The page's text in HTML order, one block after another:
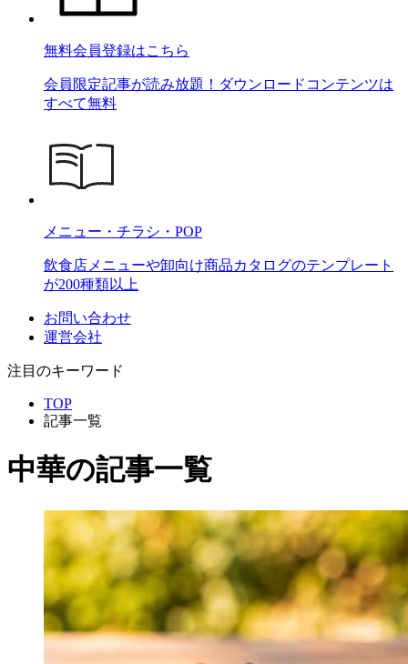
無料会員登録はこちら
会員限定記事が読み放題！ダウンロードコンテンツは
すべて無料
メニュー・チラシ・POP
飲食店メニューや卸向け商品カタログのテンプレート
が200種類以上
お問い合わせ
運営会社
注目のキーワード
TOP
記事一覧
中華の記事一覧